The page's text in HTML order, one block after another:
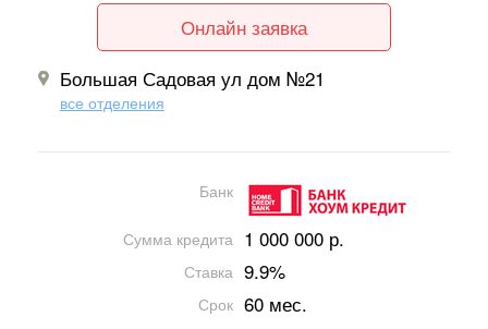
Онлайн заявка
Большая Садовая ул дом №21
все отделения
Банк
Сумма кредита 1 000 000 р.
Ставка 9.9%
Срок 60 мес.